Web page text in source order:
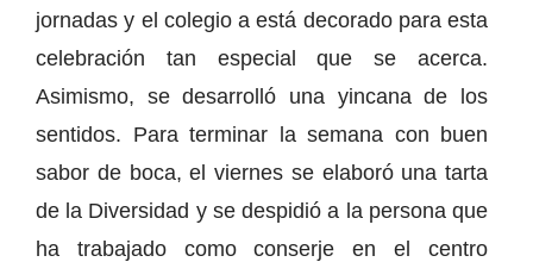
jornadas y el colegio a está decorado para esta
celebración tan especial que se acerca.
Asimismo, se desarrolló una yincana de los
sentidos. Para terminar la semana con buen
sabor de boca, el viernes se elaboró una tarta
de la Diversidad y se despidió a la persona que
ha trabajado como conserje en el centro